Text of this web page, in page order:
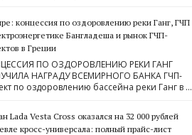
концессия по оздоровлению реки Ганг, ГЧП
Бангладеша и рынок ГЧП-
в Греции
ПО ОЗДОРОВЛЕНИЮ РЕКИ ГАНГ
НАГРАДУ ВСЕМИРНОГО БАНКА ГЧП-
по оздоровлению бассейна реки Ганг в …
Lada Vesta Cross оказался на 32 000 рублей
кросс-универсала: полный прайс-лист